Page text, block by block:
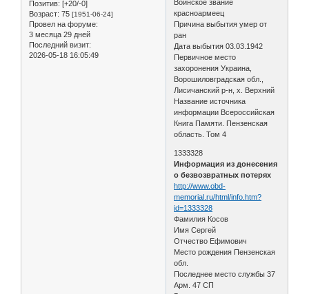
Позитив: [+20/-0]
Возраст: 75 [1951-06-24]
Провел на форуме:
3 месяца 29 дней
Последний визит:
2026-05-18 16:05:49
Воинское звание
красноармеец
Причина выбытия умер от
ран
Дата выбытия 03.03.1942
Первичное место
захоронения Украина,
Ворошиловградская обл.,
Лисичанский р-н, х. Верхний
Название источника
информации Всероссийская
Книга Памяти. Пензенская
область. Том 4
1333328
Информация из донесения
о безвозвратных потерях
http://www.obd-
memorial.ru/html/info.htm?
id=1333328
Фамилия Косов
Имя Сергей
Отчество Ефимович
Место рождения Пензенская
обл.
Последнее место службы 37
Арм. 47 СП